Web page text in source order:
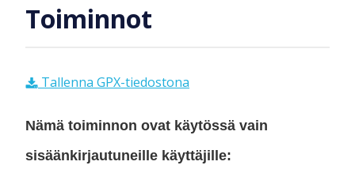
Toiminnot
Tallenna GPX-tiedostona
Nämä toiminnon ovat käytössä vain
sisäänkirjautuneille käyttäjille: